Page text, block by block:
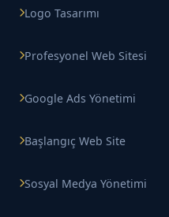
Logo Tasarımı
Profesyonel Web Sitesi
Google Ads Yönetimi
Başlangıç Web Site
Sosyal Medya Yönetimi